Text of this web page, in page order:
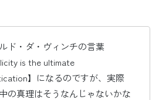
ド・ダ・ヴィンチの言葉
is the ultimate
】になるのですが、実際
の真理はそうなんじゃないかな